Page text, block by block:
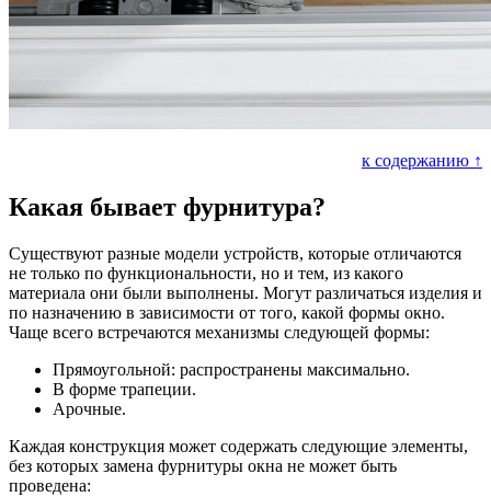
к содержанию ↑
Какая бывает фурнитура?
Существуют разные модели устройств, которые отличаются
не только по функциональности, но и тем, из какого
материала они были выполнены. Могут различаться изделия и
по назначению в зависимости от того, какой формы окно.
Чаще всего встречаются механизмы следующей формы:
Прямоугольной: распространены максимально.
В форме трапеции.
Арочные.
Каждая конструкция может содержать следующие элементы,
без которых замена фурнитуры окна не может быть
проведена: